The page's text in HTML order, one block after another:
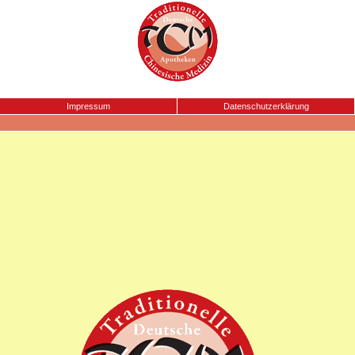
Impressum Datenschutzerklärung